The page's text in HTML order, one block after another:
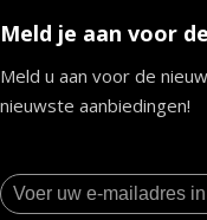
Meld je aan voor
Meld u aan voor de
nieuwste aanbiedingen!